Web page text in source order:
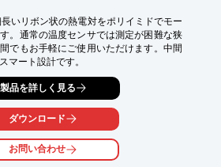
いリボン状の熱電対をポリイミドでモー
。通常の温度センサでは測定が困難な狭
でもお手軽にご使用いただけます。中間
マート設計です。
製品を詳しく見る
ダウンロード
お問い合わせ